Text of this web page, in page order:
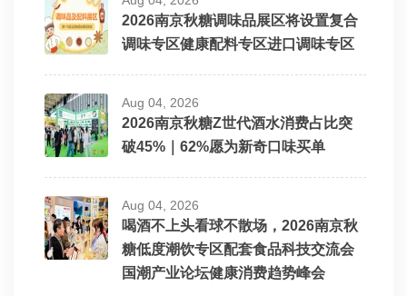
2026南京秋糖调味品展区将设置复合
调味专区健康配料专区进口调味专区
Aug 04, 2026
2026南京秋糖Z世代酒水消费占比突
破45%｜62%愿为新奇口味买单
Aug 04, 2026
喝酒不上头看球不散场，2026南京秋
糖低度潮饮专区配套食品科技交流会
国潮产业论坛健康消费趋势峰会